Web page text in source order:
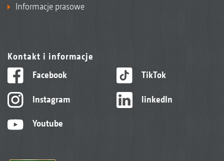
Informacje prasowe
Kontakt i informacje
Facebook
Instagram
Youtube
TikTok
linkedIn